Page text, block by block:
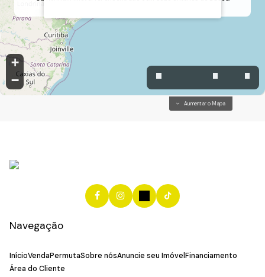
+
−
Aumentar o Mapa
Navegação
InícioVendaPermutaSobre nósAnuncie seu Imóvel Financiamento
Área do Cliente